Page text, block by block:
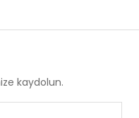
kaydolun.